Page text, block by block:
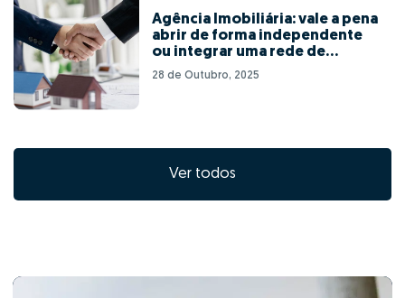
Agência Imobiliária: vale a pena
abrir de forma independente
ou integrar uma rede de
franchising?
28 de Outubro, 2025
Ver todos